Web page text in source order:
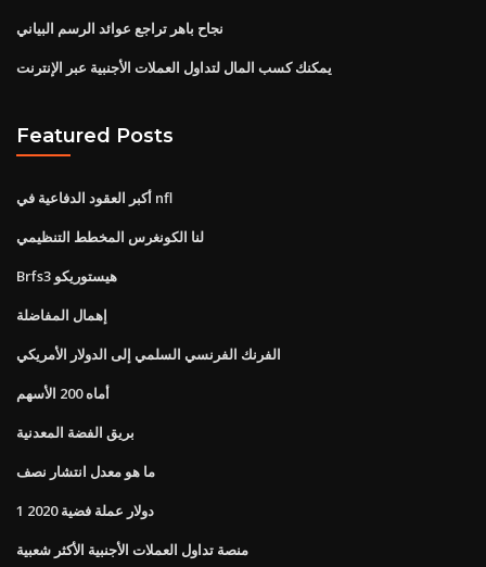
نجاح باهر تراجع عوائد الرسم البياني
يمكنك كسب المال لتداول العملات الأجنبية عبر الإنترنت
Featured Posts
أكبر العقود الدفاعية في nfl
لنا الكونغرس المخطط التنظيمي
Brfs3 هيستوريكو
إهمال المفاضلة
الفرنك الفرنسي السلمي إلى الدولار الأمريكي
أماه 200 الأسهم
بريق الفضة المعدنية
ما هو معدل انتشار نصف
1 دولار عملة فضية 2020
منصة تداول العملات الأجنبية الأكثر شعبية